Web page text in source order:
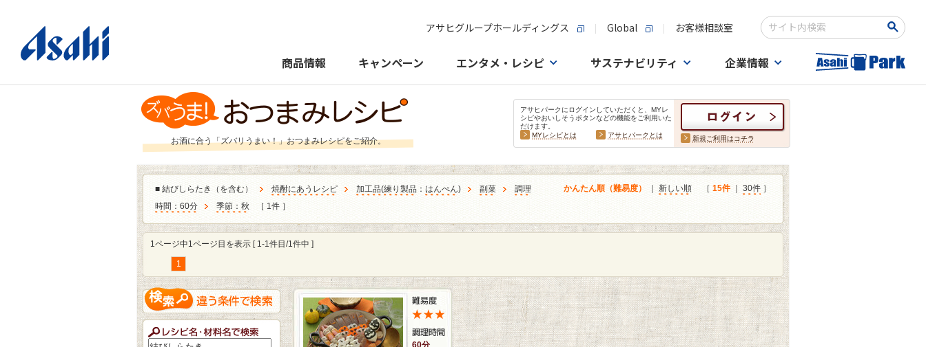
アサヒグループホールディングス Global お客様相談室
検索キーワード入力
商品情報 キャンペーン エンタメ・レシピ サステナビリティ 企業情報
お酒に合う「ズバリうまい！」おつまみレシピをご紹介。
アサヒパークにログインしていただくと、MYレ
シピやおいしそうボタンなどの機能をご利用いた
だけます。
MYレシピとは
アサヒパークとは 新規ご利用はコチラ
■ 結びしらたき（を含む） 焼酎にあうレシピ 加工品(練り製品 ： はんぺん) 副菜
調理
時間：60分
季節：秋 ［ 1件 ］
かんたん順（難易度） 新しい順 ［ 15件｜ 30件 ］
1ページ中1ページ目を表示 [ 1-1件目/1件中 ]
1
60分